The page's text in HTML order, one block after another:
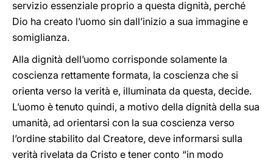
servizio essenziale proprio a questa dignità, perché
Dio ha creato l’uomo sin dall’inizio a sua immagine e
somiglianza.
Alla dignità dell’uomo corrisponde solamente la
coscienza rettamente formata, la coscienza che si
orienta verso la verità e, illuminata da questa, decide.
L’uomo è tenuto quindi, a motivo della dignità della sua
umanità, ad orientarsi con la sua coscienza verso
l’ordine stabilito dal Creatore, deve informarsi sulla
verità rivelata da Cristo e tener conto “in modo